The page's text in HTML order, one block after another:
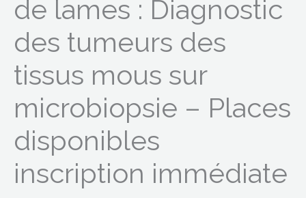
de lames : Diagnostic
des tumeurs des
tissus mous sur
microbiopsie – Places
disponibles
inscription immédiate
inscription
immédiate